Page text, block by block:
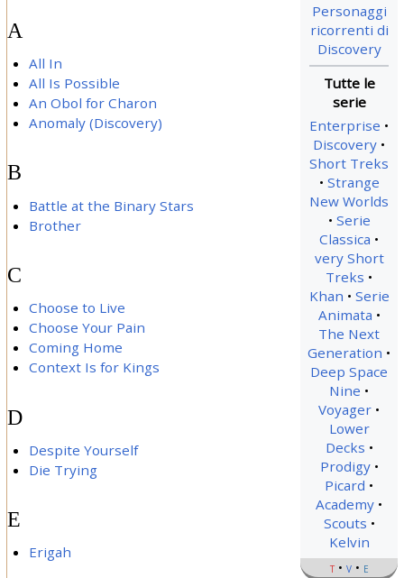
Personaggi
ricorrenti di
Discovery
Enterprise
Discovery
Short Treks
Strange
New Worlds
Serie
Classica
very Short
Treks
Khan
Serie
Animata
The Next
Generation
Deep Space
Nine
Voyager
Lower
Decks
Prodigy
Picard
Academy
Scouts
Kelvin
t v e
A
All In
All Is Possible
An Obol for Charon
Anomaly (Discovery)
B
Battle at the Binary Stars
Brother
C
Choose to Live
Choose Your Pain
Coming Home
Context Is for Kings
D
Despite Yourself
Die Trying
E
Erigah